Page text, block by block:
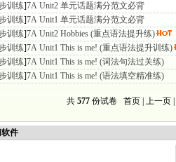
训练]7A Unit2 单元话题满分范文必背
训练]7A Unit1 单元话题满分范文必背
训练]7A Unit2 Hobbies (重点语法提升练)
训练]7A Unit1 This is me! (重点语法提升训练)
训练]7A Unit1 This is me! (词法句法过关练)
训练]7A Unit1 This is me! (语法填空精准练)
共 577份试卷 首页 | 上一页 |
件